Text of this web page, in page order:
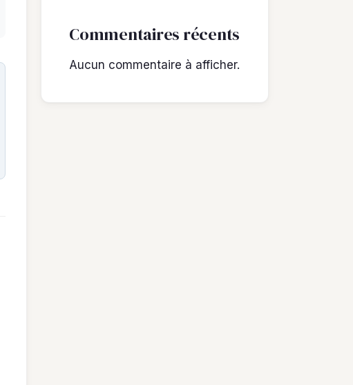
Commentaires récents
Aucun commentaire à afficher.